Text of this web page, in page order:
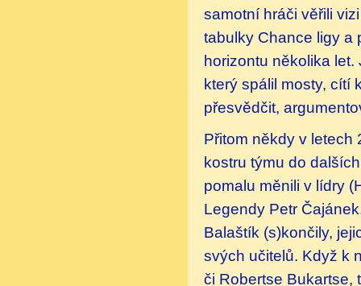
samotní hráči věřili
tabulky Chance ligy a
horizontu několika
který spálil mosty, cítí
přesvědčit,
Přitom někdy v letech
kostru týmu do
pomalu měnili v lídry
Legendy Petr
Balaštík (s)končily,
svých učitelů. Když k
či Robertse Bukartse,